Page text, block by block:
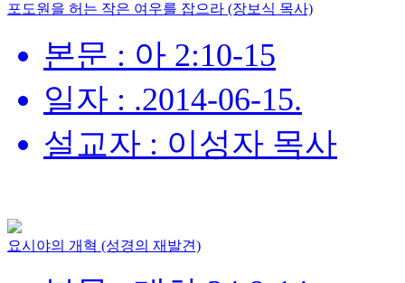
포도원을 허는 작은 여우를 잡으라 (장보식 목사)
본문 : 아 2:10-15
일자 : .2014-06-15.
설교자 : 이성자 목사
요시야의 개혁 (성경의 재발견)